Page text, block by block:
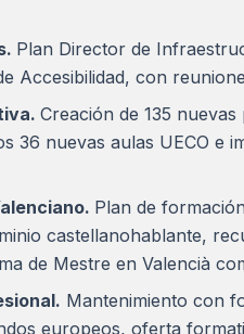
Plan Director de
Accesibilidad, con
Creación de 135
36 nuevas aulas UECO e
Plan de
castellanohablante,
de Mestre en Valencià
Mantenimiento con
europeos, oferta